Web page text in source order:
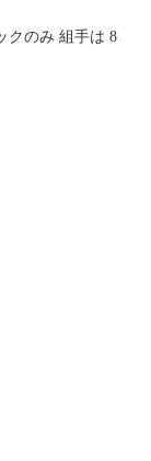
のみ 組手は 8